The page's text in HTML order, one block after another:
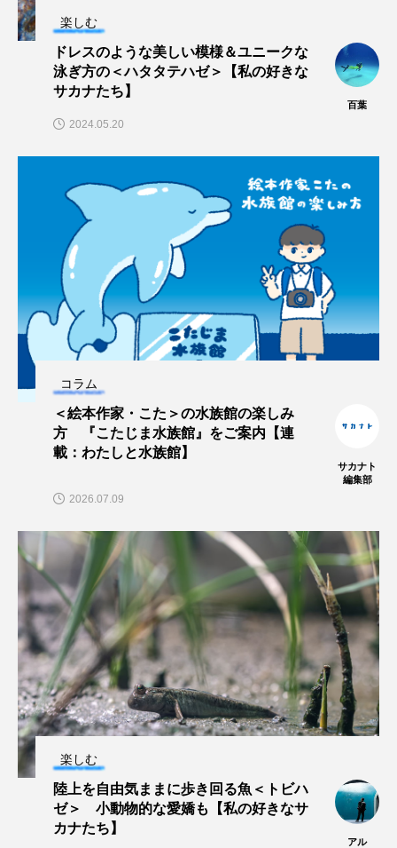
在来生物 地域名 城崎マリンワールド
外来生物
大分県
寄生
寿司
屈斜路湖 岩手県
市立しものせき水族館・海響館 干支 干潟
幼体 幼生 幼魚
幼魚水族館
微生物 採集 撮影 擬態 文化
未利用魚 東京湾 栄養
桂浜水族館 梅雨 棘皮動物
横浜開運水族館 正月 歴史
死滅回遊魚 水 水族館 水族館人
水槽 水生昆虫 水生生物 汽水域
河川 沼津港深海水族館
海きらら 海水魚 海洋 海洋環境
楽しむ
ドレスのような美しい模様＆ユニークな
泳ぎ方の＜ハタタテハゼ＞【私の好きな
サカナたち】
百葉
2024.05.20
コラム
＜絵本作家・こた＞の水族館の楽しみ
方 『こたじま水族館』をご案内【連
載：わたしと水族館】
サカナト
編集部
2026.07.09
楽しむ
陸上を自由気ままに歩き回る魚＜トビハ
ゼ＞ 小動物的な愛嬌も【私の好きなサ
カナたち】
アル